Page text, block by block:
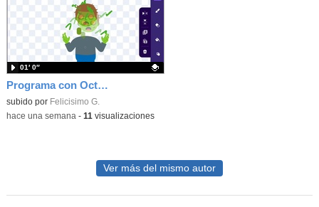
Programa con OctoStudio, un juego homenajeando al House of the dead con Zombies
Contenido educativo.
subido por Felicisimo G.
01′ 0″
-hace una semana - 11 visualizaciones
Ver más del mismo autor